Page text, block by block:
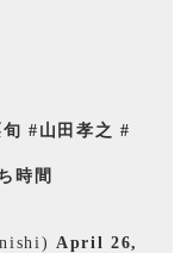
#山田孝之 #
時間
April 26,